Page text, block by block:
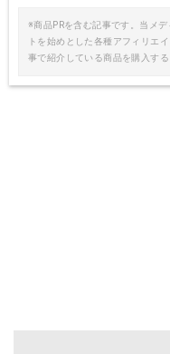
※商品PRを含む記事です。当メ
トを始めとした各種アフィリエ
事で紹介している商品を購入す